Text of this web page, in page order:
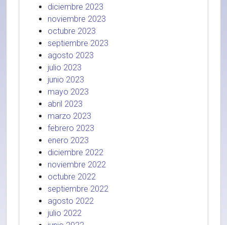
diciembre 2023
noviembre 2023
octubre 2023
septiembre 2023
agosto 2023
julio 2023
junio 2023
mayo 2023
abril 2023
marzo 2023
febrero 2023
enero 2023
diciembre 2022
noviembre 2022
octubre 2022
septiembre 2022
agosto 2022
julio 2022